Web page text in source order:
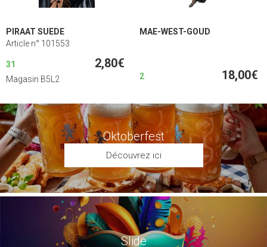
PIRAAT SUEDE
Article n° 101553
31 2,80€
Magasin B5L2
MAE-WEST-GOUD
2 18,00€
Oktoberfest
Découvrez ici
Slide